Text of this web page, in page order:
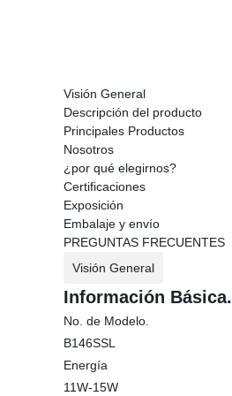
Visión General
Descripción del producto
Principales Productos
Nosotros
¿por qué elegirnos?
Certificaciones
Exposición
Embalaje y envío
PREGUNTAS FRECUENTES
Visión General
Información Básica.
No. de Modelo.
B146SSL
Energía
11W-15W